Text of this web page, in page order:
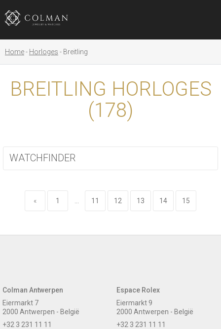
Home Horloges Breitling
BREITLING HORLOGES
(178)
WATCHFINDER
« 1 11 12 13 14 15
Colman Antwerpen
Eiermarkt 7
2000 Antwerpen - België
+32 3 231 11 11
Espace Rolex
Eiermarkt 9
2000 Antwerpen - België
+32 3 231 11 11